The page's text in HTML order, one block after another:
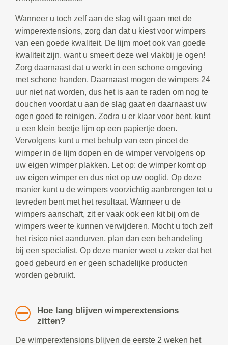
Wanneer u toch zelf aan de slag wilt gaan met de
wimperextensions, zorg dan dat u kiest voor wimpers
van een goede kwaliteit. De lijm moet ook van goede
kwaliteit zijn, want u smeert deze wel vlakbij je ogen!
Zorg daarnaast dat u werkt in een schone omgeving
met schone handen. Daarnaast mogen de wimpers 24
uur niet nat worden, dus het is aan te raden om nog te
douchen voordat u aan de slag gaat en daarnaast uw
ogen goed te reinigen. Zodra u er klaar voor bent, kunt
u een klein beetje lijm op een papiertje doen.
Vervolgens kunt u met behulp van een pincet de
wimper in de lijm dopen en de wimper vervolgens op
uw eigen wimper plakken. Let op: de wimper komt op
uw eigen wimper en dus niet op uw ooglid. Op deze
manier kunt u de wimpers voorzichtig aanbrengen tot u
tevreden bent met het resultaat. Wanneer u de
wimpers aanschaft, zit er vaak ook een kit bij om de
wimpers weer te kunnen verwijderen. Mocht u toch zelf
het risico niet aandurven, plan dan een behandeling
bij een specialist. Op deze manier weet u zeker dat het
goed gebeurd en er geen schadelijke producten
worden gebruikt.
Hoe lang blijven wimperextensions
zitten?
De wimperextensions blijven de eerste 2 weken het